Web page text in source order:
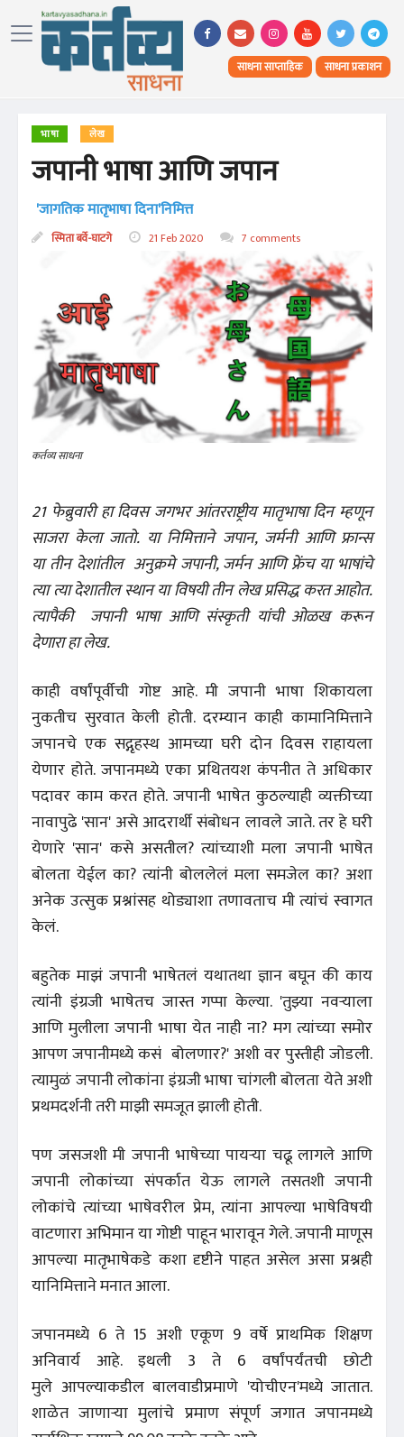
साधना साप्ताहिक साधना प्रकाशन
भाषा लेख
जपानी भाषा आणि जपान
'जागतिक मातृभाषा दिना'निमित्त
स्मिता बर्वे-घाटगे 21 Feb 2020 7 comments
कर्तव्य साधना
21 फेब्रुवारी हा दिवस जगभर आंतरराष्ट्रीय मातृभाषा दिन म्हणून
साजरा केला जातो. या निमित्ताने जपान, जर्मनी आणि फ्रान्स
या तीन देशांतील अनुक्रमे जपानी, जर्मन आणि फ्रेंच या भाषांचे
त्या त्या देशातील स्थान या विषयी तीन लेख प्रसिद्ध करत आहोत.
त्यापैकी जपानी भाषा आणि संस्कृती यांची ओळख करून
देणारा हा लेख.
काही वर्षांपूर्वीची गोष्ट आहे. मी जपानी भाषा शिकायला
नुकतीच सुरवात केली होती. दरम्यान काही कामानिमित्ताने
जपानचे एक सद्गृहस्थ आमच्या घरी दोन दिवस राहायला
येणार होते. जपानमध्ये एका प्रथितयश कंपनीत ते अधिकार
पदावर काम करत होते. जपानी भाषेत कुठल्याही व्यक्तीच्या
नावापुढे 'सान' असे आदरार्थी संबोधन लावले जाते. तर हे घरी
येणारे 'सान' कसे असतील? त्यांच्याशी मला जपानी भाषेत
बोलता येईल का? त्यांनी बोललेलं मला समजेल का? अशा
अनेक उत्सुक प्रश्नांसह थोड्याशा तणावताच मी त्यांचं स्वागत
केलं.
बहुतेक माझं जपानी भाषेतलं यथातथा ज्ञान बघून की काय
त्यांनी इंग्रजी भाषेतच जास्त गप्पा केल्या. 'तुझ्या नवऱ्याला
आणि मुलीला जपानी भाषा येत नाही ना? मग त्यांच्या समोर
आपण जपानीमध्ये कसं बोलणार?' अशी वर पुस्तीही जोडली.
त्यामुळं जपानी लोकांना इंग्रजी भाषा चांगली बोलता येते अशी
प्रथमदर्शनी तरी माझी समजूत झाली होती.
पण जसजशी मी जपानी भाषेच्या पायऱ्या चढू लागले आणि
जपानी लोकांच्या संपर्कात येऊ लागले तसतशी जपानी
लोकांचे त्यांच्या भाषेवरील प्रेम, त्यांना आपल्या भाषेविषयी
वाटणारा अभिमान या गोष्टी पाहून भारावून गेले. जपानी माणूस
आपल्या मातृभाषेकडे कशा दृष्टीने पाहत असेल असा प्रश्नही
यानिमित्ताने मनात आला.
जपानमध्ये 6 ते 15 अशी एकूण 9 वर्षे प्राथमिक शिक्षण
अनिवार्य आहे. इथली 3 ते 6 वर्षांपर्यंतची छोटी
मुले आपल्याकडील बालवाडीप्रमाणे 'योचीएन'मध्ये जातात.
शाळेत जाणाऱ्या मुलांचे प्रमाण संपूर्ण जगात जपानमध्ये